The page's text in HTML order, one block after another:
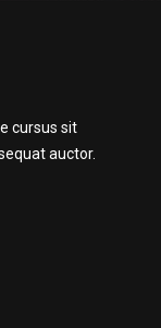
cursus sit
auctor.